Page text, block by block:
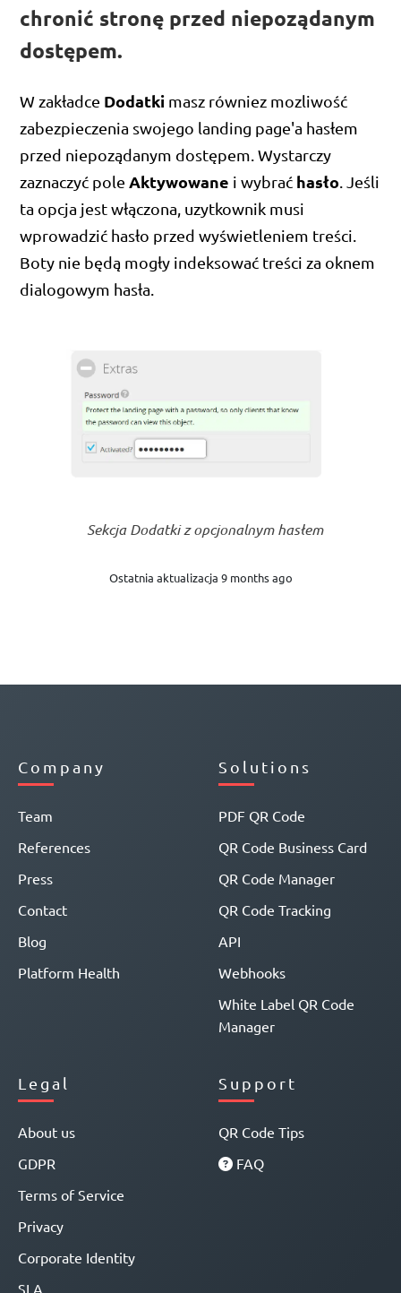
chronić stronę przed niepoządanym
dostępem.
W zakładce Dodatki masz równiez mozliwość
zabezpieczenia swojego landing page'a hasłem
przed niepoządanym dostępem. Wystarczy
zaznaczyć pole Aktywowane i wybrać hasło . Jeśli
ta opcja jest włączona, uzytkownik musi
wprowadzić hasło przed wyświetleniem treści.
Boty nie będą mogły indeksować treści za oknem
dialogowym hasła.
Sekcja Dodatki z opcjonalnym hasłem
Ostatnia aktualizacja 9 months ago
Company
Team
References
Press
Contact
Blog
Platform Health
Solutions
PDF QR Code
QR Code Business Card
QR Code Manager
QR Code Tracking
API
Webhooks
White Label QR Code
Manager
Legal
About us
GDPR
Terms of Service
Privacy
Corporate Identity
SLA
Support
QR Code Tips
FAQ